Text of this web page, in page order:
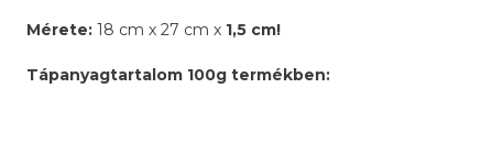
Mérete: 18 cm x 27 cm x 1,5 cm!
Tápanyagtartalom 100g termékben: